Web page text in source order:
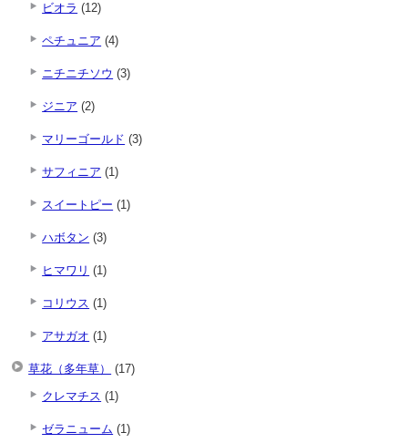
ビオラ (12)
ペチュニア (4)
ニチニチソウ (3)
ジニア (2)
マリーゴールド (3)
サフィニア (1)
スイートピー (1)
ハボタン (3)
ヒマワリ (1)
コリウス (1)
アサガオ (1)
草花（多年草）
(17)
クレマチス (1)
ゼラニューム (1)